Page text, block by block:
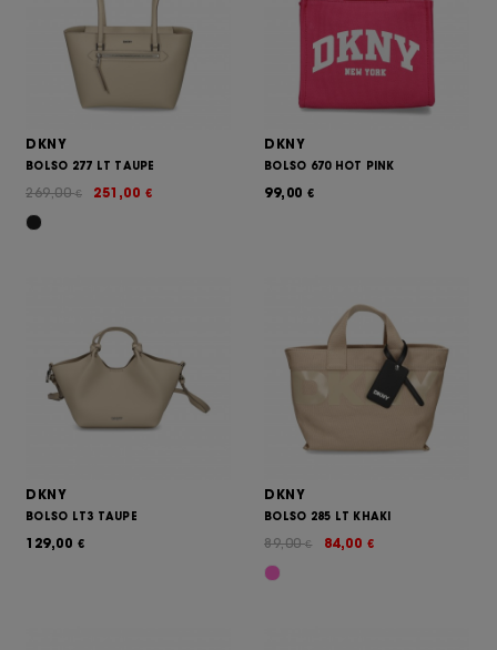
DKNY
BOLSO 277 LT TAUPE
251,00 €
269,00€
DKNY
BOLSO 670 HOT PINK
99,00 €
DKNY
BOLSO LT3 TAUPE
129,00 €
DKNY
BOLSO 285 LT KHAKI
84,00 €
89,00€